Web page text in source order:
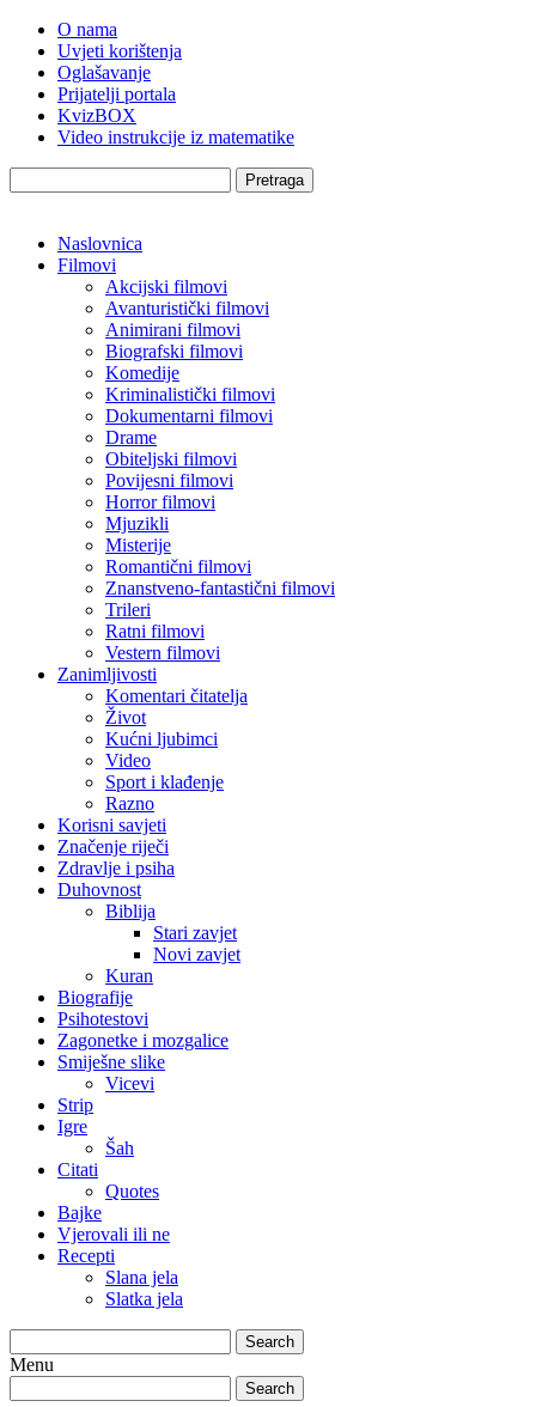
O nama
Uvjeti korištenja
Oglašavanje
Prijatelji portala
KvizBOX
Video instrukcije iz matematike
Pretraga
Naslovnica
Filmovi
Akcijski filmovi
Avanturistički filmovi
Animirani filmovi
Biografski filmovi
Komedije
Kriminalistički filmovi
Dokumentarni filmovi
Drame
Obiteljski filmovi
Povijesni filmovi
Horror filmovi
Mjuzikli
Misterije
Romantični filmovi
Znanstveno-fantastični filmovi
Trileri
Ratni filmovi
Vestern filmovi
Zanimljivosti
Komentari čitatelja
Život
Kućni ljubimci
Video
Sport i klađenje
Razno
Korisni savjeti
Značenje riječi
Zdravlje i psiha
Duhovnost
Biblija
Stari zavjet
Novi zavjet
Kuran
Biografije
Psihotestovi
Zagonetke i mozgalice
Smiješne slike
Vicevi
Strip
Igre
Šah
Citati
Quotes
Bajke
Vjerovali ili ne
Recepti
Slana jela
Slatka jela
Search
Menu
Search